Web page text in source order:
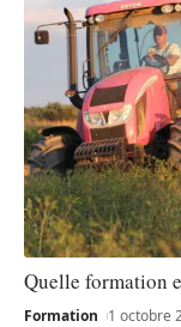
Quelle formation
Formation 1 octobre